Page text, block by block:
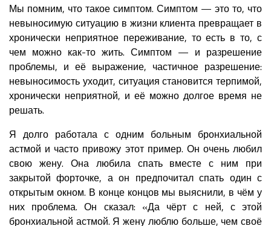
Мы помним, что такое симптом. Симптом — это то, что
невыносимую ситуацию в жизни клиента превращает в
хронически неприятное переживание, то есть в то, с
чем можно как-то жить. Симптом — и разрешение
проблемы, и её выражение, частичное разрешение:
невыносимость уходит, ситуация становится терпимой,
хронически неприятной, и её можно долгое время не
решать.
Я долго работала с одним больным бронхиальной
астмой и часто привожу этот пример. Он очень любил
свою жену. Она любила спать вместе с ним при
закрытой форточке, а он предпочитал спать один с
открытым окном. В конце концов мы выяснили, в чём у
них проблема. Он сказал: «Да чёрт с ней, с этой
бронхиальной астмой. Я жену люблю больше, чем своё